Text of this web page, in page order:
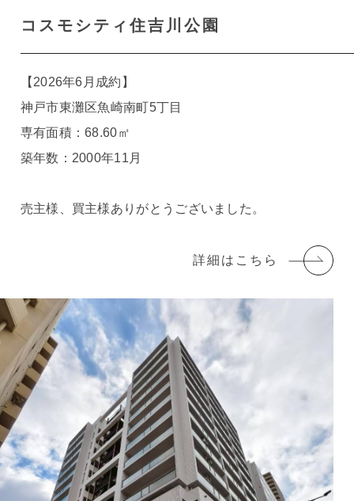
コスモシティ住吉川公園
【2026年6月成約】
神戸市東灘区魚崎南町5丁目
専有面積：68.60㎡
築年数：2000年11月
売主様、買主様ありがとうございました。
詳細はこちら